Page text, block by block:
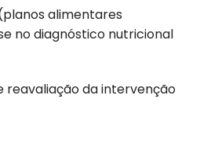
alimentares
no diagnóstico nutricional
reavaliação da intervenção